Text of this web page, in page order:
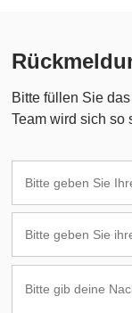
Bitte füllen Sie
Team wird sich so